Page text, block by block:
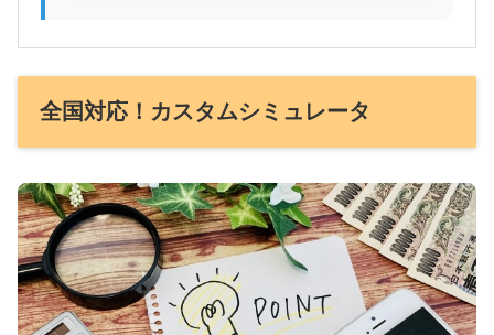
全国対応！カスタムシミュレータ